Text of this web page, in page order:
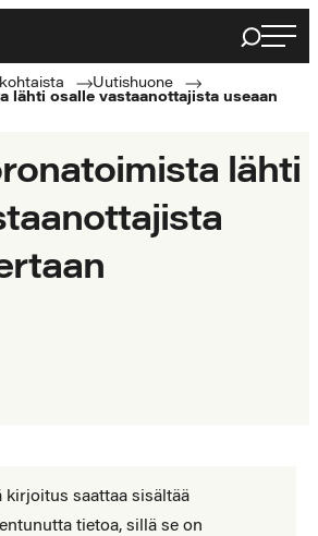
Haku
Uutishuone
lähti osalle vastaanottajista useaan
lähti
kirjoitus saattaa sisältää
tietoa, sillä se on